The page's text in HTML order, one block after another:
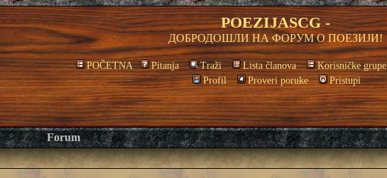
POEZIJASCG -
ДОБРОДОШЛИ НА ФОРУМ О ПОЕЗИЈИ!
POČETNA Pitanja Traži Lista članova Korisničke grupe
Profil
Proveri poruke Pristupi
Forum